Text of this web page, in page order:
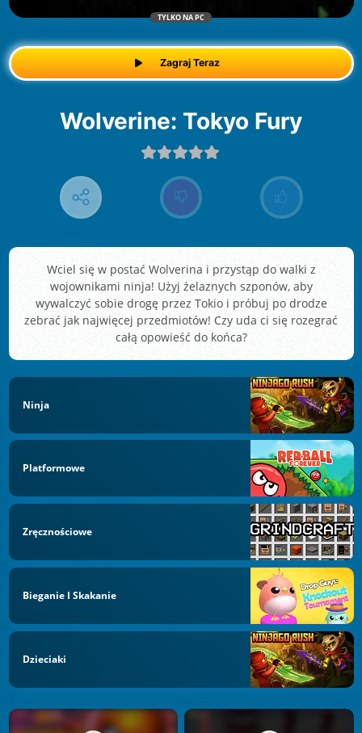
TYLKO NA PC
Zagraj Teraz
Wolverine: Tokyo Fury
Wciel się w postać Wolverina i przystąp do walki z
wojownikami ninja! Użyj żelaznych szponów, aby
wywalczyć sobie drogę przez Tokio i próbuj po drodze
zebrać jak najwięcej przedmiotów! Czy uda ci się rozegrać
całą opowieść do końca?
Ninja
Platformowe
Zręcznościowe
Bieganie I Skakanie
Dzieciaki